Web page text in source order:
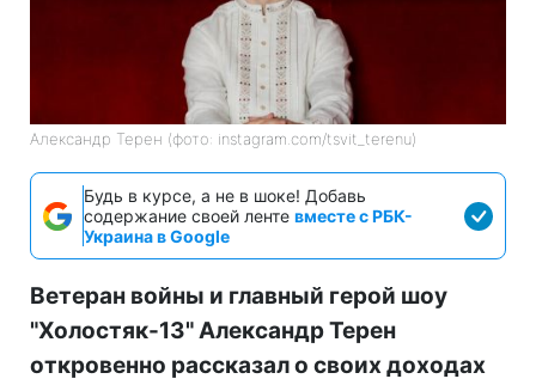
Александр Терен (фото: instagram.com/tsvit_terenu)
Будь в курсе, а не в шоке! Добавь
содержание своей ленте вместе с РБК-
Украина в Google
Ветеран войны и главный герой шоу
"Холостяк-13" Александр Терен
откровенно рассказал о своих доходах